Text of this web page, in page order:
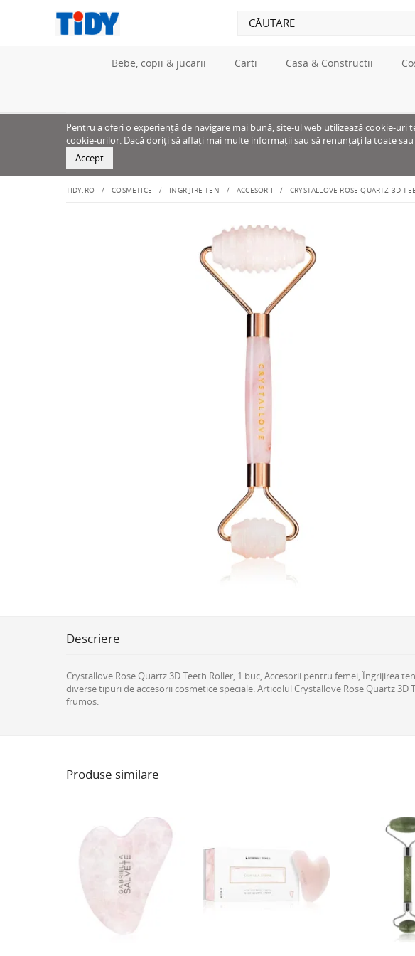
Bebe, copii & jucarii Carti Casa & Constructii
Pentru a oferi o experiență de navigare mai bună, site-ul web utilizează cookie-
cookie-urilor. Dacă doriți să aflați mai multe informații sau să renunțați la toate
Accept
TIDY.RO COSMETICE INGRIJIRE TEN ACCESORII CRYSTALLOVE ROSE QUARTZ 3D
Descriere
Crystallove Rose Quartz 3D Teeth Roller, 1 buc, Accesorii pentru femei,
diverse tipuri de accesorii cosmetice speciale. Articolul Crystallove Rose Quartz
frumos.
Produse similare